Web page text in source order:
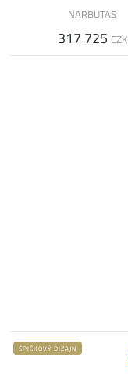
NARBUTAS
317 725 CZK
ŠPIČKOVÝ DIZAJN